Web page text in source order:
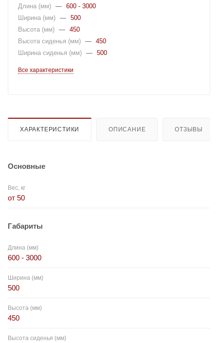
Длина (мм) — 600 - 3000
Ширина (мм) — 500
Высота (мм) — 450
Высота сиденья (мм) — 450
Ширина сиденья (мм) — 500
Все характеристики
ХАРАКТЕРИСТИКИ ОПИСАНИЕ ОТЗЫВЫ
Основные
Вес, кг
от 50
Габариты
Длина (мм)
600 - 3000
Ширина (мм)
500
Высота (мм)
450
Высота сиденья (мм)